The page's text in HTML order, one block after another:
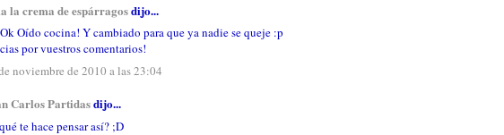
la crema de espárragosdijo...
Oído cocina! Y cambiado para que ya nadie se queje :p
por vuestros comentarios!
noviembre de 2010 a las 23:04
Carlos Partidasdijo...
te hace pensar así? ;D